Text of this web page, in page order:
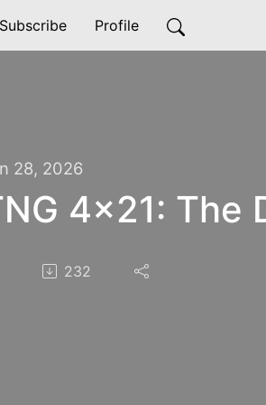
Subscribe Profile
28, 2026
4x21: The
232